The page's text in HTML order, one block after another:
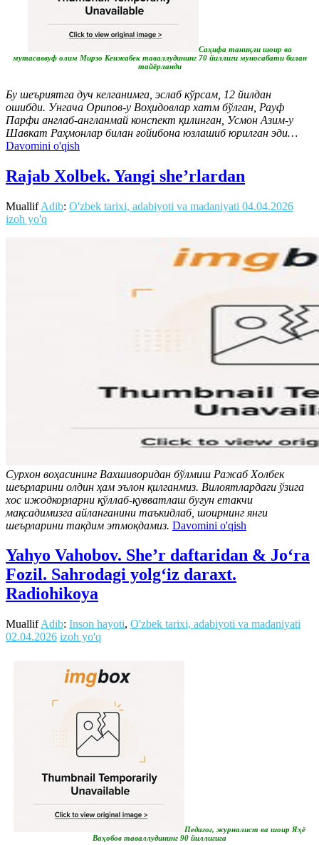
Саҳифа таниқли шоир ва
мутасаввуф олим Мирзо Кенжабек таваллудининг 70 йиллиги муносабати билан
тайёрланди
Бу шеъриятга дуч келганимга, эслаб кўрсам, 12 йилдан
ошибди. Унгача Орипов-у Воҳидовлар хатм бўлган, Рауф
Парфи англаб-англанмай конспект қилинган, Усмон Азим-у
Шавкат Раҳмонлар билан ғойибона юзлашиб юрилган эди…
Davomini o'qish
Rajab Xolbek. Yangi she’rlardan
MuallifAdib: O'zbek tarixi, adabiyoti va madaniyati 04.04.2026
izoh yo'q
Сурхон воҳасининг Вахшиворидан бўлмиш Ражаб Холбек
шеърларини олдин ҳам эълон қилганмиз. Вилоятлардаги ўзига
хос ижодкорларни қўллаб-қувватлаш бугун етакчи
мақсадимизга айланганини таъкидлаб, шоирнинг янги
шеърларини тақдим этмоқдамиз. Davomini o'qish
Yahyo Vahobov. She’r daftaridan & Joʻra
Fozil. Sahrodagi yolgʻiz daraxt.
Radiohikoya
MuallifAdib: Inson hayoti, O'zbek tarixi, adabiyoti va madaniyati
02.04.2026 izoh yo'q
Педагог, журналист ва шоир Яҳё
Ваҳобов таваллудининг 90 йиллигига